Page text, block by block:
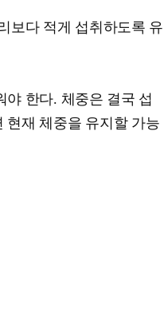
보다 적게 섭취하도록 유
한다. 체중은 결국 섭
현재 체중을 유지할 가능